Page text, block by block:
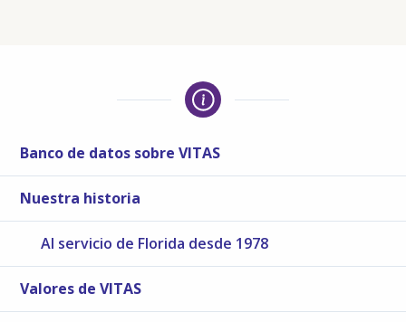
Banco de datos sobre VITAS
Nuestra historia
Al servicio de Florida desde 1978
Valores de VITAS